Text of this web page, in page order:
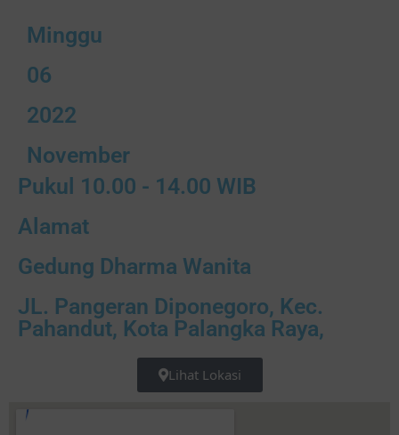
Minggu
06
2022
November
Pukul 10.00 - 14.00 WIB
Alamat
Gedung Dharma Wanita
JL. Pangeran Diponegoro, Kec.
Pahandut, Kota Palangka Raya,
Lihat Lokasi